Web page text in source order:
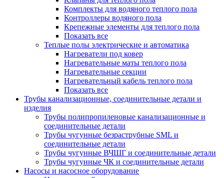
Комплекты для водяного теплого пола
Контроллеры водяного пола
Крепежные элементы для теплого пола
Показать все
Теплые полы электрические и автоматика
Нагреватели под ковер
Нагревательные маты теплого пола
Нагревательные секции
Нагревательный кабель теплого пола
Показать все
Трубы канализационные, соединительные детали и
изделия
Трубы полипропиленовые канализационные и
соединительные детали
Трубы чугунные безраструбные SML и
соединительные детали
Трубы чугунные ВЧШГ и соединительные детали
Трубы чугунные ЧК и соединительные детали
Насосы и насосное оборудование